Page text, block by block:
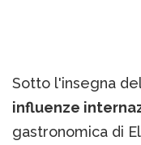
Sotto l'insegna
influenze
gastronomica di